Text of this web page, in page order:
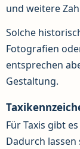
und weitere
Solche
Fotografien
entsprechen
Gestaltung.
Für Taxis gibt
Dadurch